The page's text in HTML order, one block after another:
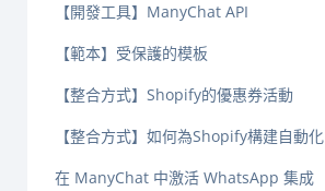
【開發工具】ManyChat API
【範本】受保護的模板
【整合方式】Shopify的優惠券活動
【整合方式】如何為Shopify構建自動化
在 ManyChat 中激活 WhatsApp 集成